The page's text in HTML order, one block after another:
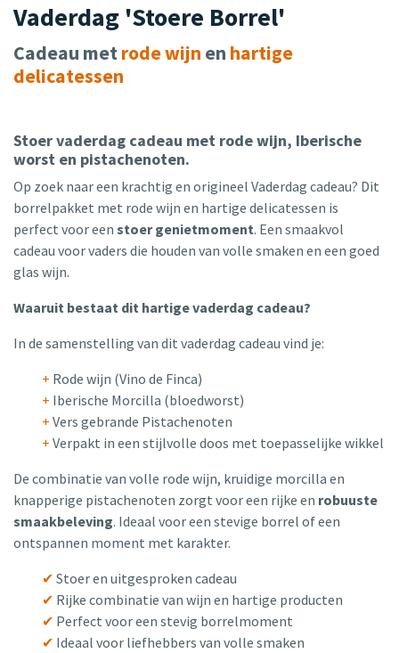
Vaderdag 'Stoere Borrel'
Cadeau metrode wijn en hartige
delicatessen
Stoer vaderdag cadeau met rode wijn, Iberische
worst en pistachenoten.
Op zoek naar een krachtig en origineel Vaderdag cadeau? Dit
borrelpakket met rode wijn en hartige delicatessen is
perfect voor een stoer genietmoment. Een smaakvol
cadeau voor vaders die houden van volle smaken en een goed
glas wijn.
Waaruit bestaat dit hartige vaderdag cadeau?
In de samenstelling van dit vaderdag cadeau vind je:
+ Rode wijn (Vino de Finca)
+ Iberische Morcilla (bloedworst)
+ Vers gebrande Pistachenoten
+ Verpakt in een stijlvolle doos met toepasselijke wikkel
De combinatie van volle rode wijn, kruidige morcilla en
knapperige pistachenoten zorgt voor een rijke en robuuste
smaakbeleving. Ideaal voor een stevige borrel of een
ontspannen moment met karakter.
✔ Stoer en uitgesproken cadeau
✔ Rijke combinatie van wijn en hartige producten
✔ Perfect voor een stevig borrelmoment
✔ Ideaal voor liefhebbers van volle smaken